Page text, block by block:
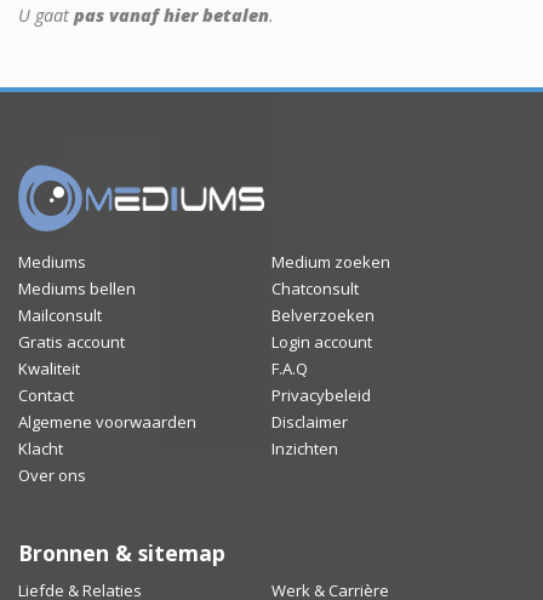
U gaat pas vanaf hier betalen.
Mediums
Medium zoeken
Mediums bellen
Chatconsult
Mailconsult
Belverzoeken
Gratis account
Login account
Kwaliteit
F.A.Q
Contact
Privacybeleid
Algemene voorwaarden
Disclaimer
Klacht
Inzichten
Over ons
Bronnen & sitemap
Liefde & Relaties Werk & Carrière